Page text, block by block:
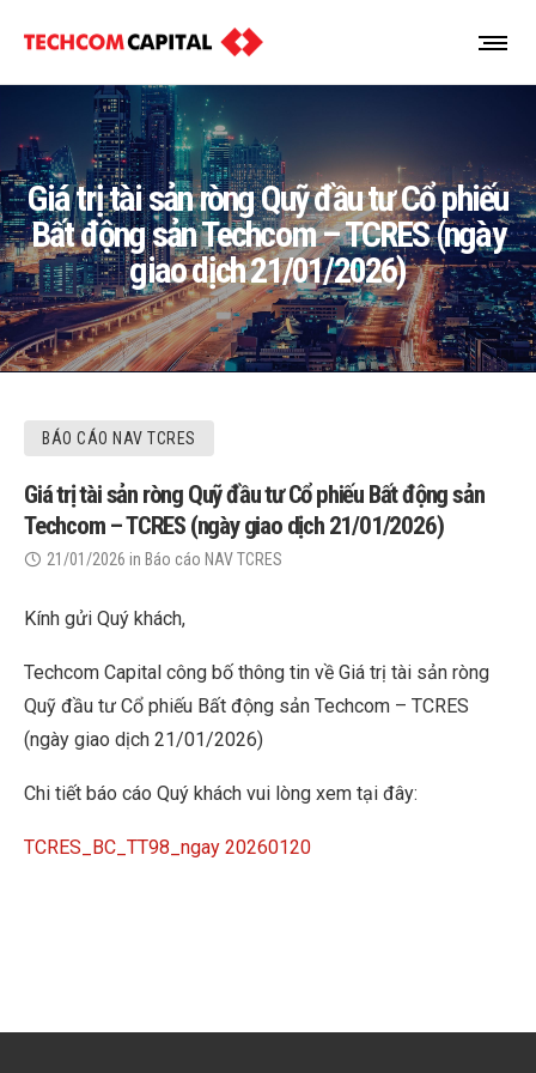
Giá trị tài sản ròng Quỹ đầu tư Cổ phiếu
Bất động sản Techcom – TCRES (ngày
giao dịch 21/01/2026)
BÁO CÁO NAV TCRES
Giá trị tài sản ròng Quỹ đầu tư Cổ phiếu Bất động sản
Techcom – TCRES (ngày giao dịch 21/01/2026)
21/01/2026 in Báo cáo NAV TCRES
Kính gửi Quý khách,
Techcom Capital công bố thông tin về Giá trị tài sản ròng
Quỹ đầu tư Cổ phiếu Bất động sản Techcom – TCRES
(ngày giao dịch 21/01/2026)
Chi tiết báo cáo Quý khách vui lòng xem tại đây:
TCRES_BC_TT98_ngay 20260120